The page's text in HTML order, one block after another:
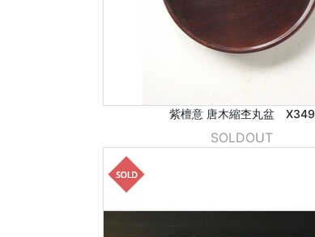
紫檀意 唐木縮杢丸盆 X349
SOLDOUT